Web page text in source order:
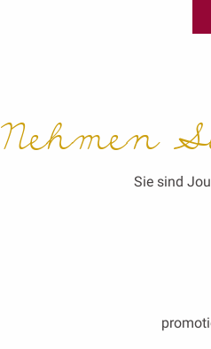
Nehmen
Sie sind